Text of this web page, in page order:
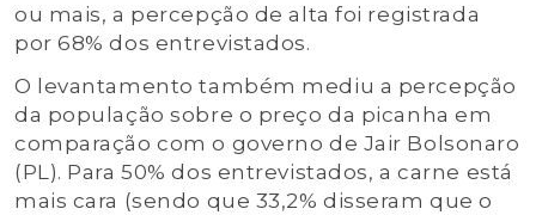
ou mais, a percepção de alta foi registrada
por 68% dos entrevistados.
O levantamento também mediu a percepção
da população sobre o preço da picanha em
comparação com o governo de Jair Bolsonaro
(PL). Para 50% dos entrevistados, a carne está
mais cara (sendo que 33,2% disseram que o